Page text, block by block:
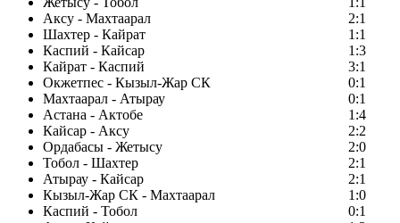
Аксу - Махтаарал
2:1
Шахтер - Кайрат
1:1
Каспий - Кайсар
1:3
Кайрат - Каспий
3:1
Окжетпес - Кызыл-Жар СК
0:1
Махтаарал - Атырау
0:1
Астана - Актобе
1:4
Кайсар - Аксу
2:2
Ордабасы - Жетысу
2:0
Тобол - Шахтер
2:1
Атырау - Кайсар
2:1
Кызыл-Жар СК - Махтаарал
1:0
Каспий - Тобол
0:1